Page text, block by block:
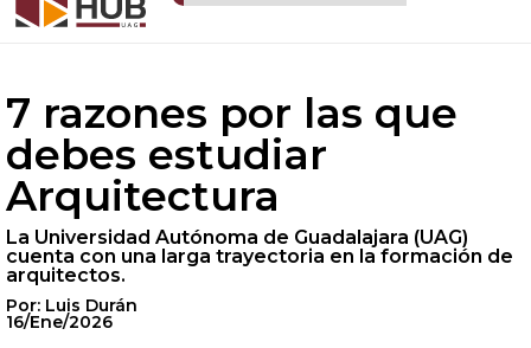
7 razones por las que
debes estudiar
Arquitectura
La Universidad Autónoma de Guadalajara (UAG)
cuenta con una larga trayectoria en la formación de
arquitectos.
Por: Luis Durán
16/Ene/2026